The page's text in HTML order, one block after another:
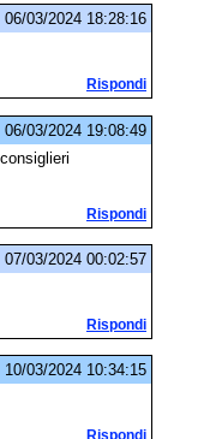
06/03/2024 18:28:16
Rispondi
06/03/2024 19:08:49
Rispondi
07/03/2024 00:02:57
Rispondi
10/03/2024 10:34:15